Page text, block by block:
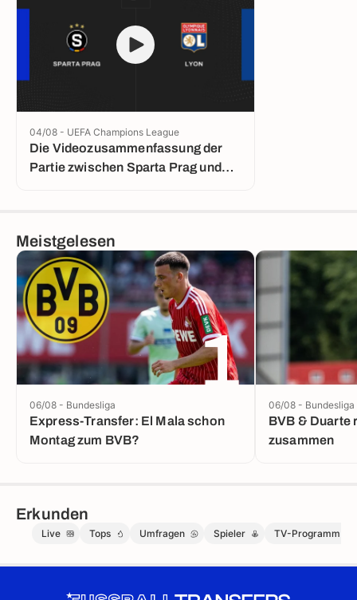
Die Videozusammenfassung der
Partie zwischen Sparta Prag und
04/08 - UEFA Champions League
Meistgelesen
1
Express-Transfer: El Mala schon
Montag zum BVB?
06/08 - Bundesliga
BVB & Duarte
zusammen
06/08 - Bundesliga
Erkunden
Live Tops Umfragen Spieler TV-Programm